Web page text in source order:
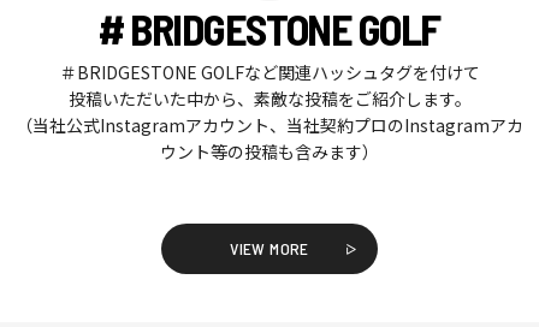
# BRIDGESTONE GOLF
＃BRIDGESTONE GOLFなど関連ハッシュタグを付けて
投稿いただいた中から、素敵な投稿をご紹介します。
（当社公式Instagramアカウント、当社契約プロのInstagramアカ
ウント等の投稿も含みます）
VIEW MORE